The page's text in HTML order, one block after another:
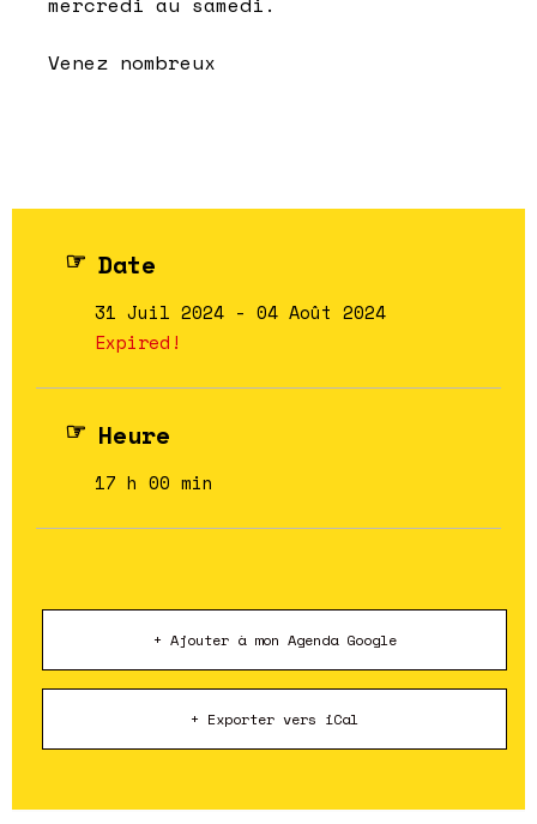
Venez nombreux
Date
31 Juil 2024 - 04 Août 2024
Expired!
Heure
17 h 00 min
+ Ajouter à mon Agenda Google
+ Exporter vers iCal